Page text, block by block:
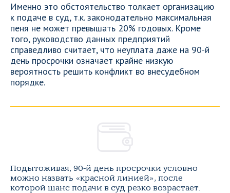
Именно это обстоятельство толкает организацию
к подаче в суд, т.к. законодательно максимальная
пеня не может превышать 20% годовых. Кроме
того, руководство данных предприятий
справедливо считает, что неуплата даже на 90-й
день просрочки означает крайне низкую
вероятность решить конфликт во внесудебном
порядке.
Подытоживая, 90-й день просрочки условно
можно назвать «красной линией», после
которой шанс подачи в суд резко возрастает.